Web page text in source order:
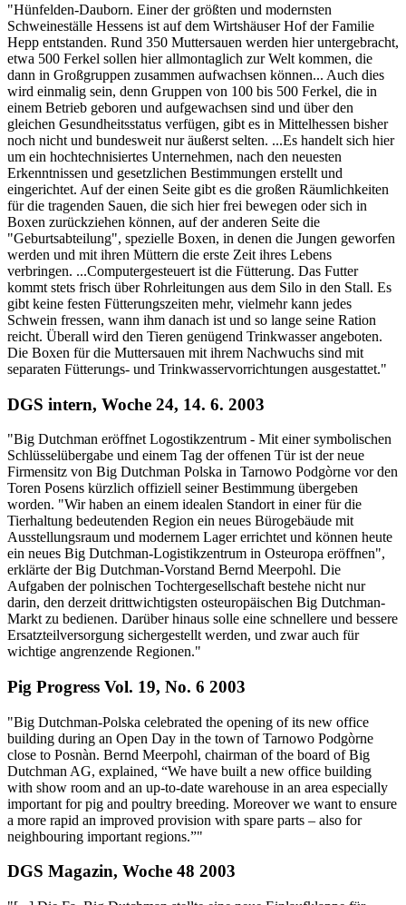
"Hünfelden-Dauborn. Einer der größten und modernsten
Schweineställe Hessens ist auf dem Wirtshäuser Hof der Familie
Hepp entstanden. Rund 350 Muttersauen werden hier untergebracht,
etwa 500 Ferkel sollen hier allmontaglich zur Welt kommen, die
dann in Großgruppen zusammen aufwachsen können... Auch dies
wird einmalig sein, denn Gruppen von 100 bis 500 Ferkel, die in
einem Betrieb geboren und aufgewachsen sind und über den
gleichen Gesundheitsstatus verfügen, gibt es in Mittelhessen bisher
noch nicht und bundesweit nur äußerst selten. ...Es handelt sich hier
um ein hochtechnisiertes Unternehmen, nach den neuesten
Erkenntnissen und gesetzlichen Bestimmungen erstellt und
eingerichtet. Auf der einen Seite gibt es die großen Räumlichkeiten
für die tragenden Sauen, die sich hier frei bewegen oder sich in
Boxen zurückziehen können, auf der anderen Seite die
"Geburtsabteilung", spezielle Boxen, in denen die Jungen geworfen
werden und mit ihren Müttern die erste Zeit ihres Lebens
verbringen. ...Computergesteuert ist die Fütterung. Das Futter
kommt stets frisch über Rohrleitungen aus dem Silo in den Stall. Es
gibt keine festen Fütterungszeiten mehr, vielmehr kann jedes
Schwein fressen, wann ihm danach ist und so lange seine Ration
reicht. Überall wird den Tieren genügend Trinkwasser angeboten.
Die Boxen für die Muttersauen mit ihrem Nachwuchs sind mit
separaten Fütterungs- und Trinkwasservorrichtungen ausgestattet."
DGS intern, Woche 24, 14. 6. 2003
"Big Dutchman eröffnet Logostikzentrum - Mit einer symbolischen
Schlüsselübergabe und einem Tag der offenen Tür ist der neue
Firmensitz von Big Dutchman Polska in Tarnowo Podgòrne vor den
Toren Posens kürzlich offiziell seiner Bestimmung übergeben
worden. "Wir haben an einem idealen Standort in einer für die
Tierhaltung bedeutenden Region ein neues Bürogebäude mit
Ausstellungsraum und modernem Lager errichtet und können heute
ein neues Big Dutchman-Logistikzentrum in Osteuropa eröffnen",
erklärte der Big Dutchman-Vorstand Bernd Meerpohl. Die
Aufgaben der polnischen Tochtergesellschaft bestehe nicht nur
darin, den derzeit drittwichtigsten osteuropäischen Big Dutchman-
Markt zu bedienen. Darüber hinaus solle eine schnellere und bessere
Ersatzteilversorgung sichergestellt werden, und zwar auch für
wichtige angrenzende Regionen."
Pig Progress Vol. 19, No. 6 2003
"Big Dutchman-Polska celebrated the opening of its new office
building during an Open Day in the town of Tarnowo Podgòrne
close to Posnàn. Bernd Meerpohl, chairman of the board of Big
Dutchman AG, explained, “We have built a new office building
with show room and an up-to-date warehouse in an area especially
important for pig and poultry breeding. Moreover we want to ensure
a more rapid an improved provision with spare parts – also for
neighbouring important regions.”"
DGS Magazin, Woche 48 2003